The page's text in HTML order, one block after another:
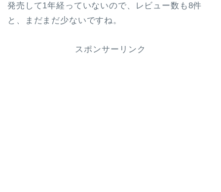
発売して1年経っていないので、レビュー数も8件
と、まだまだ少ないですね。
スポンサーリンク